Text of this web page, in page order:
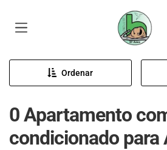
Página
Ordenar
0 Apartamento
condicionado para